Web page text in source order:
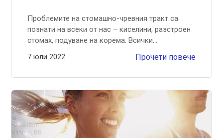
Проблемите на стомашно-чревния тракт са
познати на всеки от нас – киселини, разстроен
стомах, подуване на корема. Всички...
7 юли 2022
Прочети повече